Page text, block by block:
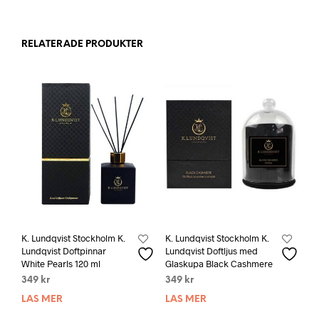
RELATERADE PRODUKTER
K. Lundqvist Stockholm K.
Lundqvist Doftpinnar
White Pearls 120 ml
349 kr
LÄS MER
K. Lundqvist Stockholm K.
Lundqvist Doftljus med
Glaskupa Black Cashmere
349 kr
LÄS MER